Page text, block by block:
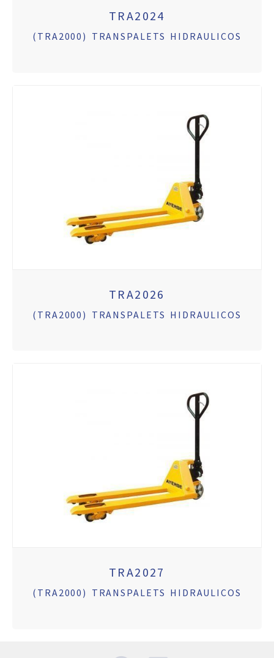
TRA2024
(TRA2000) TRANSPALETS HIDRAULICOS
TRA2026
(TRA2000) TRANSPALETS HIDRAULICOS
TRA2027
(TRA2000) TRANSPALETS HIDRAULICOS